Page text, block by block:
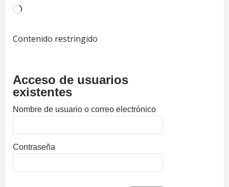
Cargando...
Contenido restringido
Acceso de usuarios
existentes
Nombre de usuario o correo electrónico
Contraseña